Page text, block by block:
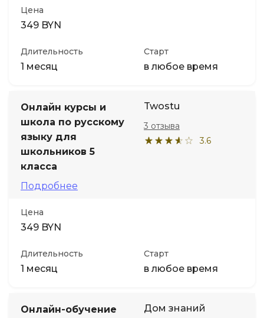
Цена
349 BYN
Длительность
1 месяц
Старт
в любое время
Онлайн курсы и
школа по русскому
языку для
школьников 5
класса
Подробнее
Twostu
3.6
3 отзыва
Цена
349 BYN
Длительность
1 месяц
Старт
в любое время
Онлайн-обучение
Дом знаний